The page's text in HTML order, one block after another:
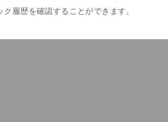
履歴を確認することができます。